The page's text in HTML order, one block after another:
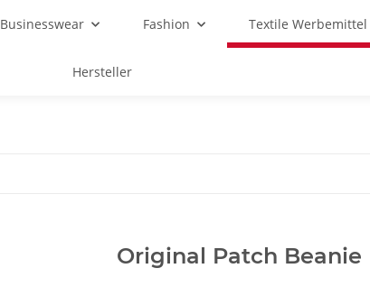
Businesswear Fashion Textile Werbemittel
Hersteller
Original Patch Beanie